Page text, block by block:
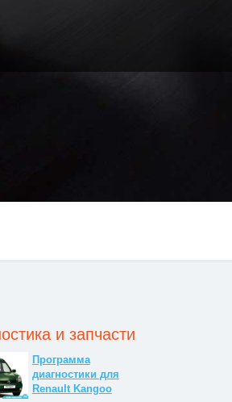
и запчасти
Программа
диагностики для
Renault Kangoo